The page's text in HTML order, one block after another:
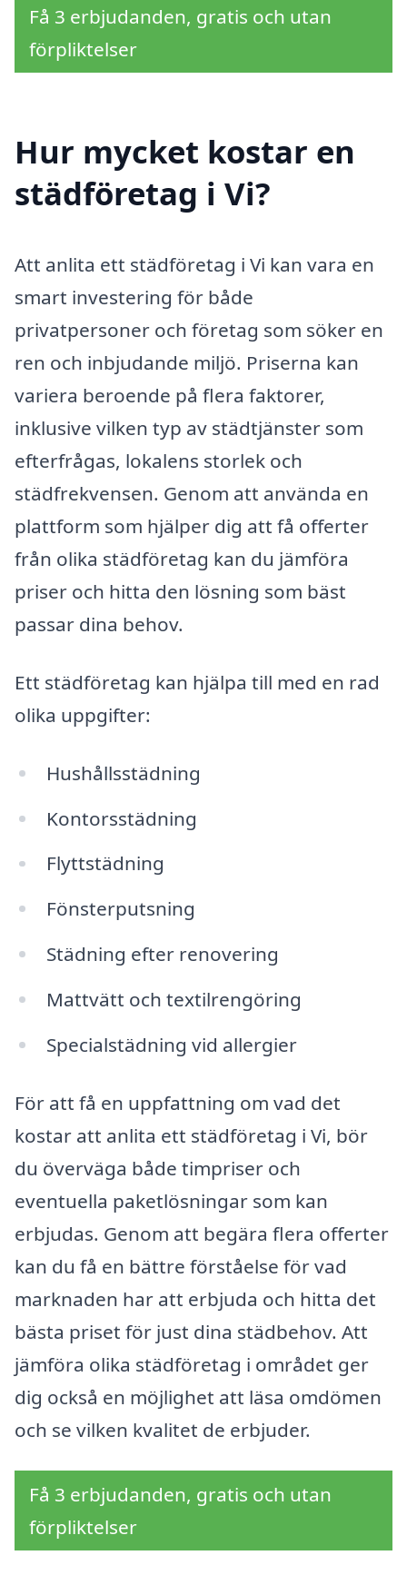
Få 3 erbjudanden, gratis och utan
förpliktelser
Hur mycket kostar en
städföretag i Vi?
Att anlita ett städföretag i Vi kan vara en
smart investering för både
privatpersoner och företag som söker en
ren och inbjudande miljö. Priserna kan
variera beroende på flera faktorer,
inklusive vilken typ av städtjänster som
efterfrågas, lokalens storlek och
städfrekvensen. Genom att använda en
plattform som hjälper dig att få offerter
från olika städföretag kan du jämföra
priser och hitta den lösning som bäst
passar dina behov.
Ett städföretag kan hjälpa till med en rad
olika uppgifter:
Hushållsstädning
Kontorsstädning
Flyttstädning
Fönsterputsning
Städning efter renovering
Mattvätt och textilrengöring
Specialstädning vid allergier
För att få en uppfattning om vad det
kostar att anlita ett städföretag i Vi, bör
du överväga både timpriser och
eventuella paketlösningar som kan
erbjudas. Genom att begära flera offerter
kan du få en bättre förståelse för vad
marknaden har att erbjuda och hitta det
bästa priset för just dina städbehov. Att
jämföra olika städföretag i området ger
dig också en möjlighet att läsa omdömen
och se vilken kvalitet de erbjuder.
Få 3 erbjudanden, gratis och utan
förpliktelser